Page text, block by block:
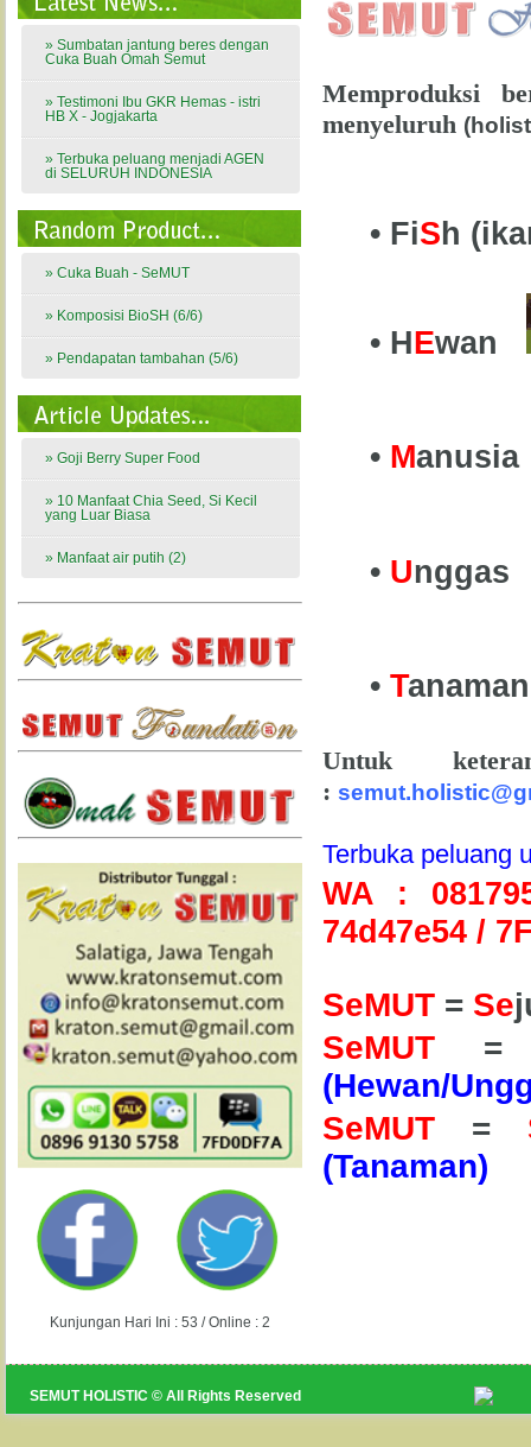
» Sumbatan jantung beres dengan
Cuka Buah Omah Semut
» Testimoni Ibu GKR Hemas - istri
HB X - Jogjakarta
» Terbuka peluang menjadi AGEN
di SELURUH INDONESIA
» Cuka Buah - SeMUT
» Komposisi BioSH (6/6)
» Pendapatan tambahan (5/6)
» Goji Berry Super Food
» 10 Manfaat Chia Seed, Si Kecil
yang Luar Biasa
» Manfaat air putih (2)
Kunjungan Hari Ini : 53 / Online : 2
Memproduksi
menyeluruh
• FiSh
• HEwan
• M
• U
• T
Untuk
:
Terbuka peluang
WA :
74d47e54 /
SeMUT = Se
SeMUT
(Hewan/
SeMUT =
(Tanaman)
SEMUT HOLISTIC © All Rights Reserved